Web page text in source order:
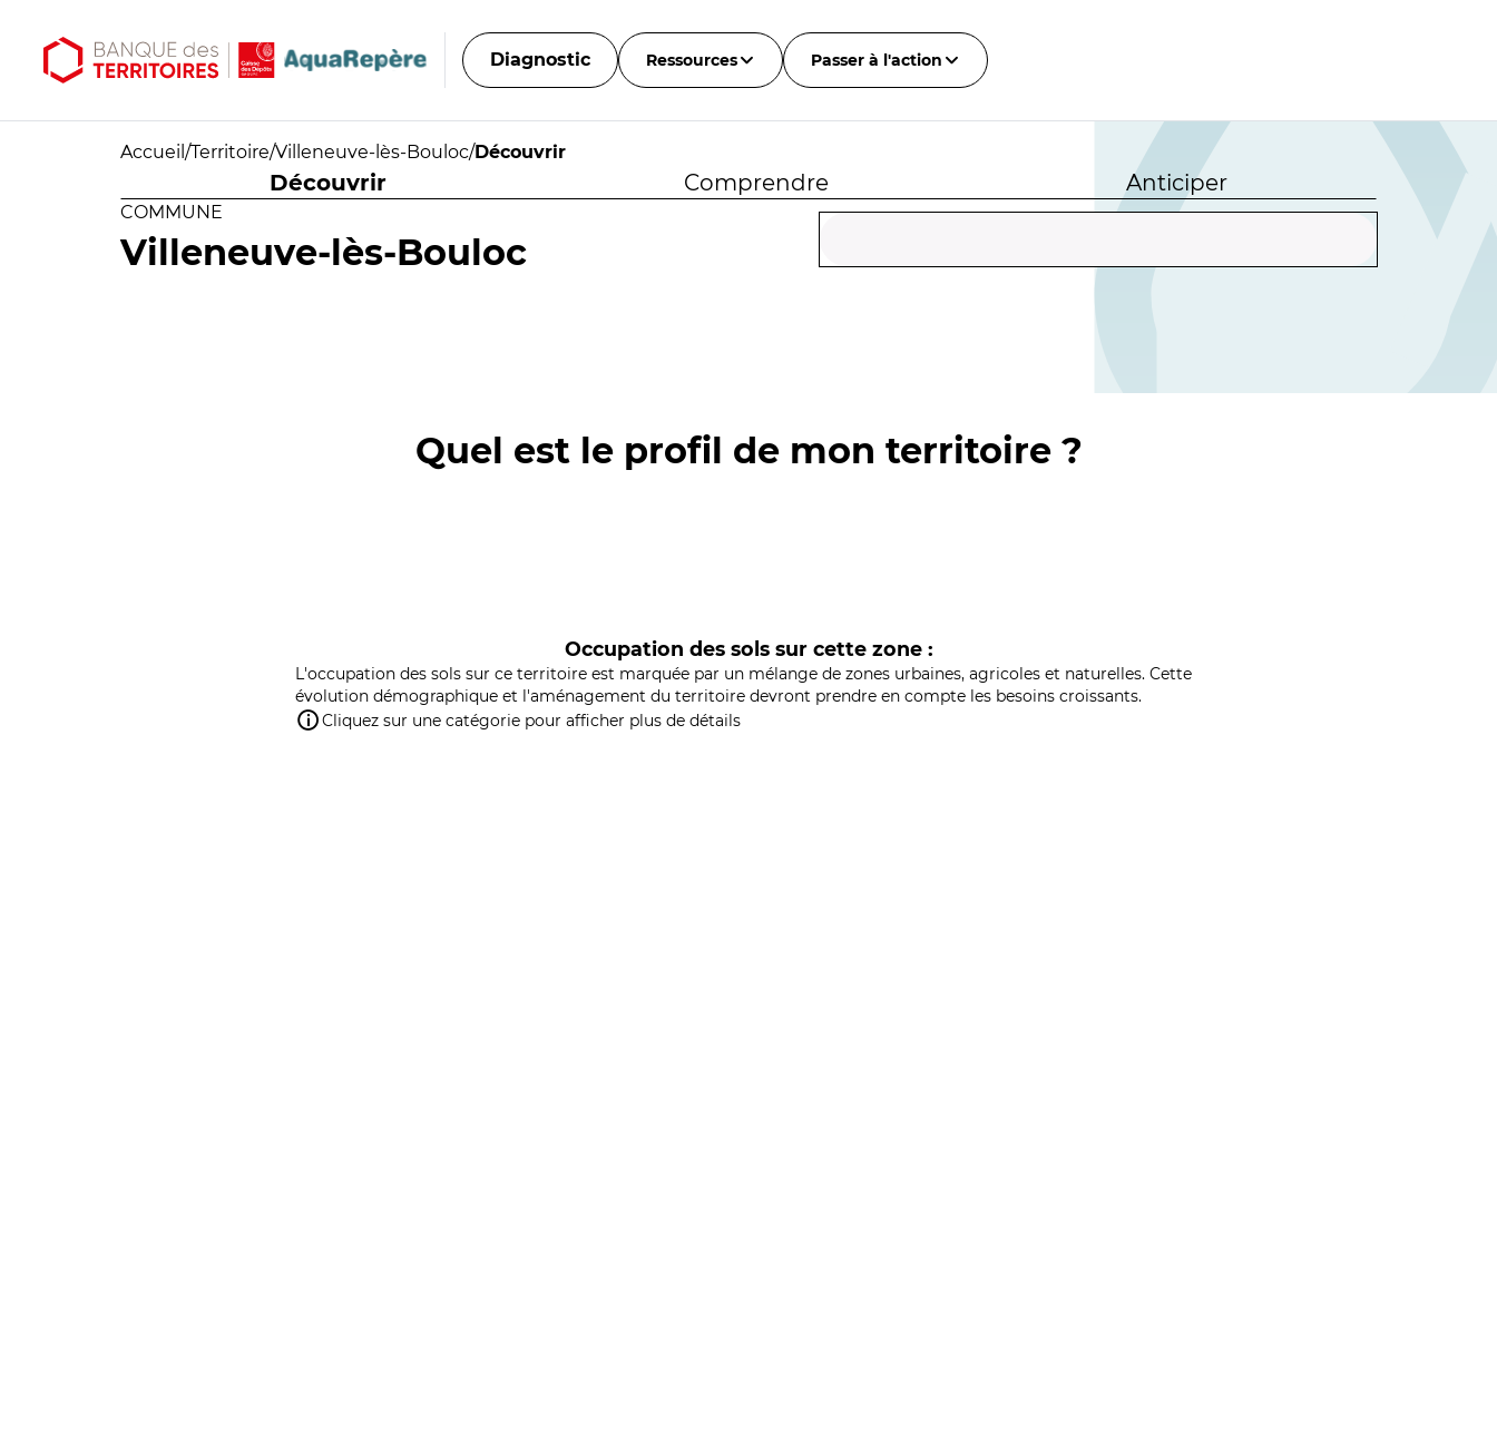
Diagnostic Ressources Passer à l'action
Accueil /Territoire/Villeneuve-lès-Bouloc/Découvrir
Découvrir Comprendre Anticiper
COMMUNE
Villeneuve-lès-Bouloc
Quel est le profil de mon territoire ?
Occupation des sols sur cette zone :
L'occupation des sols sur ce territoire est marquée par un mélange de zones urbaines, agricoles et naturelles. Cette
évolution démographique et l'aménagement du territoire devront prendre en compte les besoins croissants.
Cliquez sur une catégorie pour afficher plus de détails